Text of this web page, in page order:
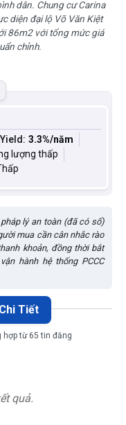
dân. Chung cư Carina
diện đại lộ Võ Văn Kiệt
86m2 với tổng mức giá
chỉnh.
Yield: 3.3%/năm
lượng thấp
lý an toàn (đã có sổ)
mua cần cân nhắc rào
khoản, đồng thời bắt
hành hệ thống PCCC
Tiết
hợp từ 65 tin đăng
quả.